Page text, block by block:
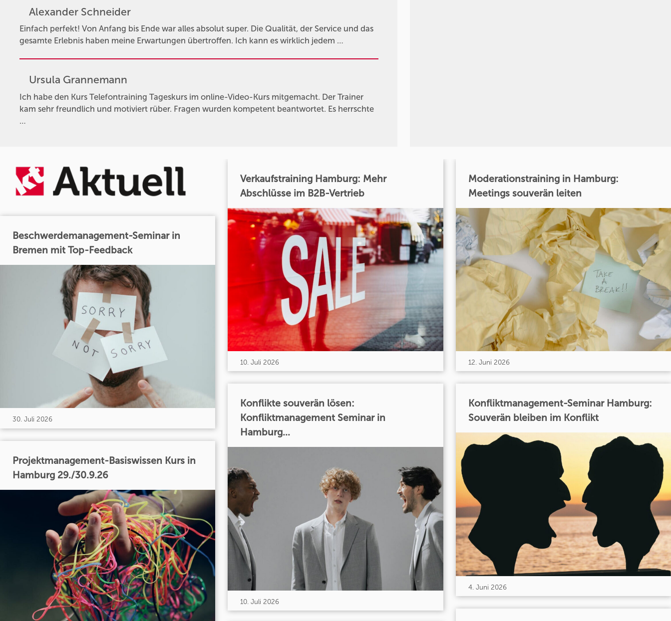
Alexander Schneider
Einfach perfekt! Von Anfang bis Ende war alles absolut super. Die Qualität, der Service und das
gesamte Erlebnis haben meine Erwartungen übertroffen. Ich kann es wirklich jedem …
Ursula Grannemann
Ich habe den Kurs Telefontraining Tageskurs im online-Video-Kurs mitgemacht. Der Trainer
kam sehr freundlich und motiviert rüber. Fragen wurden kompetent beantwortet. Es herrschte
…
Beschwerdemanagement-Seminar in
Bremen mit Top-Feedback
30. Juli 2026
Projektmanagement-Basiswissen Kurs in
Hamburg 29./30.9.26
Verkaufstraining Hamburg: Mehr
Abschlüsse im B2B-Vertrieb
10. Juli 2026
Konflikte souverän lösen:
Konfliktmanagement Seminar in
Hamburg...
10. Juli 2026
Moderationstraining in Hamburg:
Meetings souverän leiten
12. Juni 2026
Konfliktmanagement-Seminar Hamburg:
Souverän bleiben im Konflikt
4. Juni 2026